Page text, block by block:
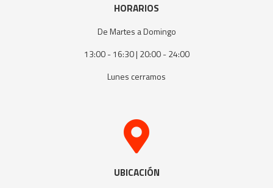
HORARIOS
De Martes a Domingo
13:00 - 16:30 | 20:00 - 24:00
Lunes cerramos
UBICACIÓN